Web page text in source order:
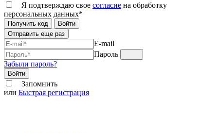
Я подтверждаю свое согласие на обработку
персональных данных*
Получить код
Войти
Отправить еще раз
E-mail
Пароль
Забыли пароль?
Войти
Запомнить
или Быстрая регистрация